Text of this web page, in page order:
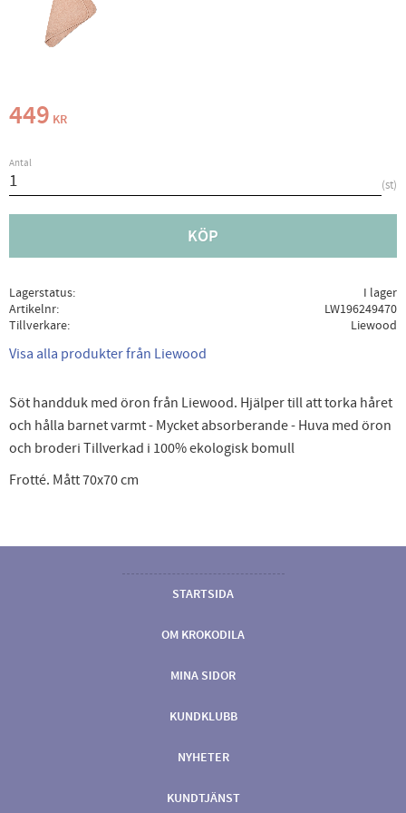
449 KR
Antal
st
KÖP
Lagerstatus
I lager
Artikelnr
LW196249470
Tillverkare
Liewood
Visa alla produkter från Liewood
Söt handduk med öron från Liewood. Hjälper till att torka håret
och hålla barnet varmt - Mycket absorberande - Huva med öron
och broderi Tillverkad i 100% ekologisk bomull
Frotté. Mått 70x70 cm
STARTSIDA
OM KROKODILA
MINA SIDOR
KUNDKLUBB
NYHETER
KUNDTJÄNST